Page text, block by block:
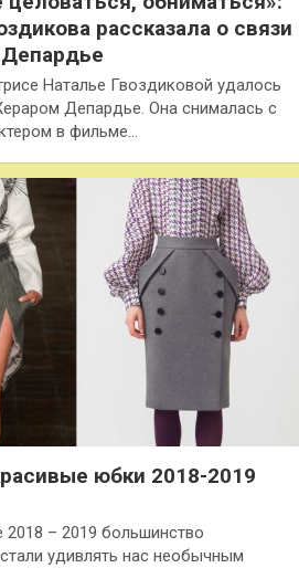
рассказала о связи
Наталье Гвоздиковой удалось
Депардье. Она снималась с
в фильме…
юбки 2018-2019
– 2019 большинство
удивлять нас необычным